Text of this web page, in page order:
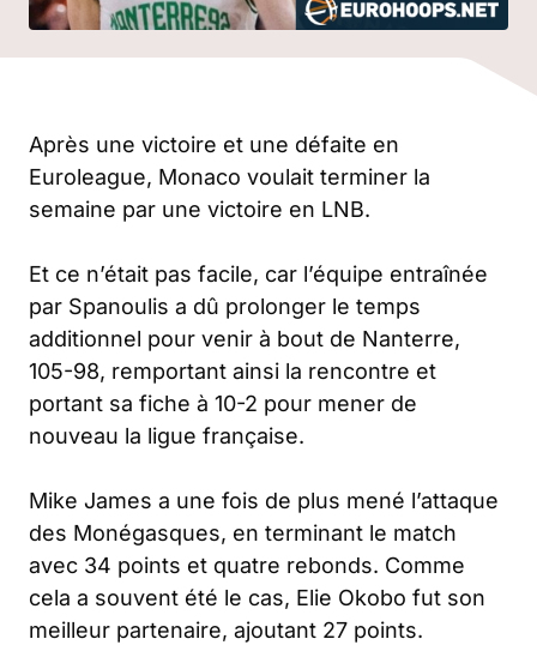
Après une victoire et une défaite en
Euroleague, Monaco voulait terminer la
semaine par une victoire en LNB.
Et ce n’était pas facile, car l’équipe entraînée
par Spanoulis a dû prolonger le temps
additionnel pour venir à bout de Nanterre,
105-98, remportant ainsi la rencontre et
portant sa fiche à 10-2 pour mener de
nouveau la ligue française.
Mike James a une fois de plus mené l’attaque
des Monégasques, en terminant le match
avec 34 points et quatre rebonds. Comme
cela a souvent été le cas, Elie Okobo fut son
meilleur partenaire, ajoutant 27 points.